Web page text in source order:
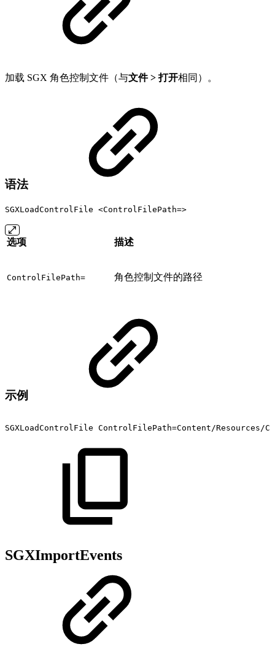
加载 SGX 角色控制文件（与文件 > 打开相同）。
语法
SGXLoadControlFile <ControlFilePath=>
选项 描述
ControlFilePath= 角色控制文件的路径
示例
SGXLoadControlFile ControlFilePath=Content/
SGXImportEvents